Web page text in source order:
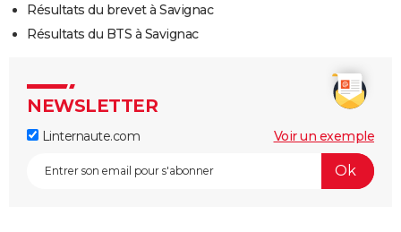
Résultats du brevet à Savignac
Résultats du BTS à Savignac
NEWSLETTER
Linternaute.com Voir un exemple